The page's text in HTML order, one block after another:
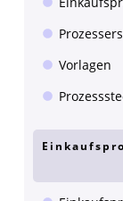
Vorlagen